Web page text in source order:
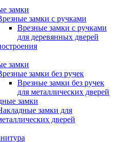
замки
замки с ручками
Врезные замки с ручками
для деревянных дверей
замки
замки без ручек
Врезные замки без ручек
для металлических дверей
замки
замки для
дверей